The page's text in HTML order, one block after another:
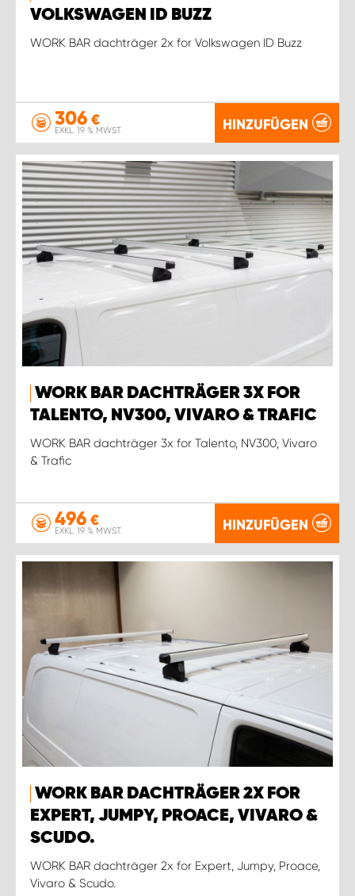
VOLKSWAGEN ID BUZZ
WORK BAR dachträger 2x for Volkswagen ID Buzz
306 €
EXKL. 19 % MWST. HINZUFÜGEN
WORK BAR DACHTRÄGER 3X FOR
TALENTO, NV300, VIVARO & TRAFIC
WORK BAR dachträger 3x for Talento, NV300, Vivaro
& Trafic
496 €
EXKL. 19 % MWST. HINZUFÜGEN
WORK BAR DACHTRÄGER 2X FOR
EXPERT, JUMPY, PROACE, VIVARO &
SCUDO.
WORK BAR dachträger 2x for Expert, Jumpy, Proace,
Vivaro & Scudo.